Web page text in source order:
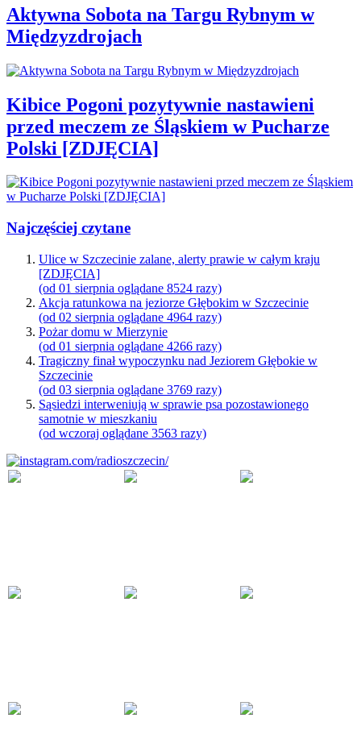
Aktywna Sobota na Targu Rybnym w
Międzyzdrojach
Kibice Pogoni pozytywnie nastawieni
przed meczem ze Śląskiem w Pucharze
Polski [ZDJĘCIA]
Najczęściej czytane
Ulice w Szczecinie zalane, alerty prawie w całym kraju
[ZDJĘCIA]
(od 01 sierpnia oglądane 8524 razy)
Akcja ratunkowa na jeziorze Głębokim w Szczecinie
(od 02 sierpnia oglądane 4964 razy)
Pożar domu w Mierzynie
(od 01 sierpnia oglądane 4266 razy)
Tragiczny finał wypoczynku nad Jeziorem Głębokie w
Szczecinie
(od 03 sierpnia oglądane 3769 razy)
Sąsiedzi interweniują w sprawie psa pozostawionego
samotnie w mieszkaniu
(od wczoraj oglądane 3563 razy)